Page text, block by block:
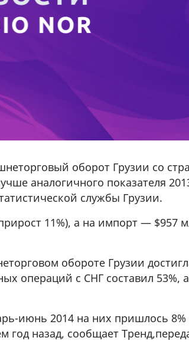
оборот Грузии со
аналогичного показателя
службы Грузии.
11%), а на импорт — $957
обороте Грузии
операций с СНГ составил 53%,
июнь 2014 на них пришлось 8%
год назад, сообщает